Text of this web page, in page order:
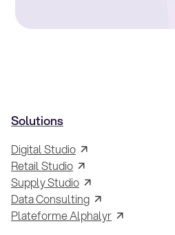
Solutions
Digital Studio
Retail Studio
Supply Studio
Data Consulting
Plateforme Alphalyr